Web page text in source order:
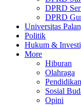
DPRD
DPRD
Universitas
Politik
Hukum &
More
Hiburan
Olahraga
Pendidikan
Sosial
Opini